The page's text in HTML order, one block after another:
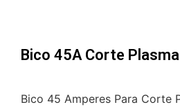
Bico 45A Corte
Bico 45 Amperes Para Corte